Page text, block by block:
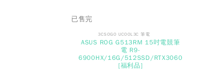
已售完
3CSOGO UCOOL3C 筆電
ASUS ROG G513RM 15吋電競筆
電 R9-
6900HX/16G/512SSD/RTX3060
[福利品]